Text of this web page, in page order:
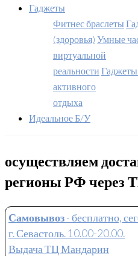
Гаджеты
Фитнес браслеты
(здоровья) Умные
виртуальной
реальности Гаджеты
активного
отдыха
Идеальное Б/У
осуществляем
регионы РФ через
Самовывоз- бесплатно,
г. Севастоль. 10.00-20.00.
Выдача ТЦ Мандарин